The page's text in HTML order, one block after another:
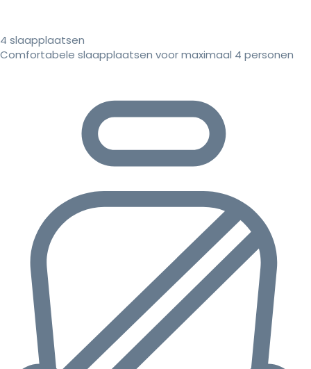
4 slaapplaatsen
Comfortabele slaapplaatsen voor maximaal 4 personen